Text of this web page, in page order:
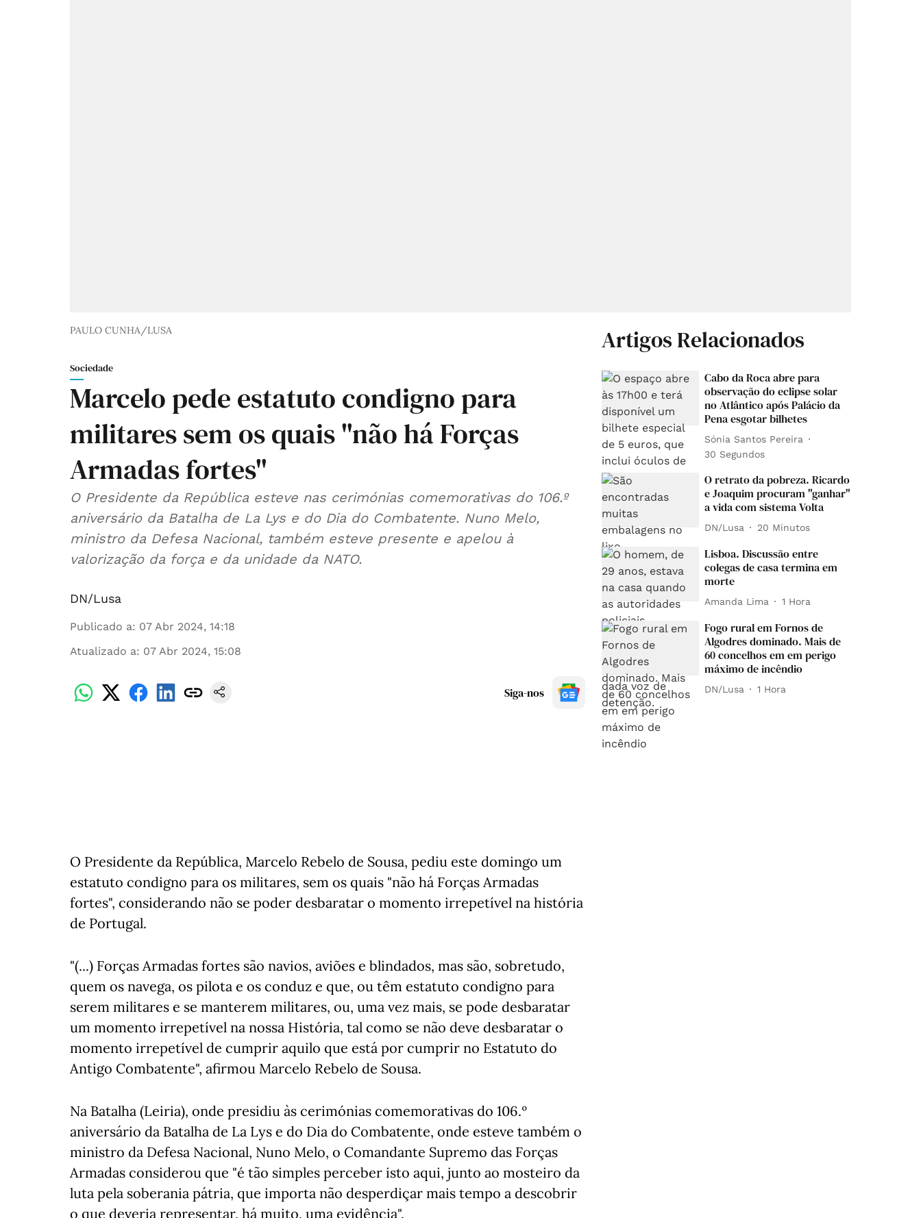
PAULO CUNHA/LUSA
Sociedade
Marcelo pede estatuto condigno para
militares sem os quais "não há Forças
Armadas fortes"
O Presidente da República esteve nas cerimónias comemorativas do 106.º
aniversário da Batalha de La Lys e do Dia do Combatente. Nuno Melo,
ministro da Defesa Nacional, também esteve presente e apelou à
valorização da força e da unidade da NATO.
DN/Lusa
Publicado a: 07 Abr 2024, 14:18
Atualizado a: 07 Abr 2024, 15:08
Siga-nos
O Presidente da República, Marcelo Rebelo de Sousa, pediu este domingo um
estatuto condigno para os militares, sem os quais "não há Forças Armadas
fortes", considerando não se poder desbaratar o momento irrepetível na história
de Portugal.
"(...) Forças Armadas fortes são navios, aviões e blindados, mas são, sobretudo,
quem os navega, os pilota e os conduz e que, ou têm estatuto condigno para
serem militares e se manterem militares, ou, uma vez mais, se pode desbaratar
um momento irrepetível na nossa História, tal como se não deve desbaratar o
momento irrepetível de cumprir aquilo que está por cumprir no Estatuto do
Antigo Combatente", afirmou Marcelo Rebelo de Sousa.
Na Batalha (Leiria), onde presidiu às cerimónias comemorativas do 106.º
aniversário da Batalha de La Lys e do Dia do Combatente, onde esteve também o
ministro da Defesa Nacional, Nuno Melo, o Comandante Supremo das Forças
Armadas considerou que "é tão simples perceber isto aqui, junto ao mosteiro da
luta pela soberania pátria, que importa não desperdiçar mais tempo a descobrir
o que deveria representar, há muito, uma evidência".
Artigos Relacionados
Cabo da Roca abre para
observação do eclipse solar
no Atlântico após Palácio da
Pena esgotar bilhetes
Sónia Santos Pereira
30 Segundos
O retrato da pobreza. Ricardo
e Joaquim procuram "ganhar"
a vida com sistema Volta
DN/Lusa 20 Minutos
Lisboa. Discussão entre
colegas de casa termina em
morte
Amanda Lima 1 Hora
Fogo rural em Fornos de
Algodres dominado. Mais de
60 concelhos em em perigo
máximo de incêndio
DN/Lusa 1 Hora